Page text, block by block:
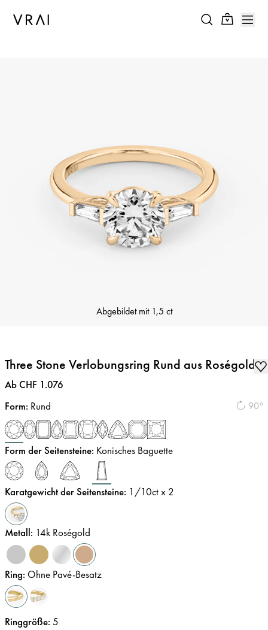
Abgebildet mit 1,5 ct
Three Stone Verlobungsring Rund aus Roségold
Preis:
Ab CHF 1.076
90°
Form: Rund
Form der Seitensteine: Konisches Baguette
Karatgewicht der Seitensteine: 1/10ct x 2
Metall: 14k Roségold
Ring: Ohne Pavé-Besatz
Ringgröße: 5